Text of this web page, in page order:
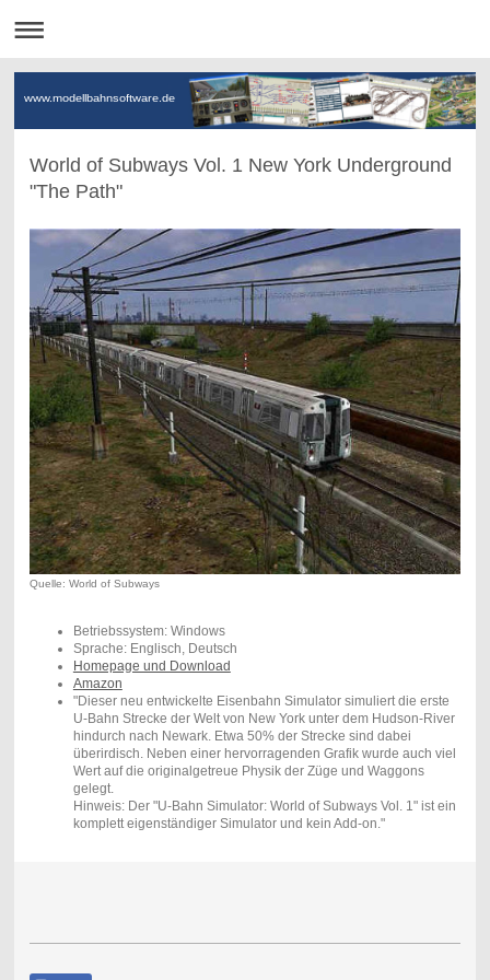
www.modellbahnsoftware.de
World of Subways Vol. 1 New York Underground
"The Path"
Quelle: World of Subways
Betriebssystem: Windows
Sprache: Englisch, Deutsch
Homepage und Download
Amazon
"Dieser neu entwickelte Eisenbahn Simulator simuliert die erste
U-Bahn Strecke der Welt von New York unter dem Hudson-River
hindurch nach Newark. Etwa 50% der Strecke sind dabei
überirdisch. Neben einer hervorragenden Grafik wurde auch viel
Wert auf die originalgetreue Physik der Züge und Waggons
gelegt.
Hinweis: Der "U-Bahn Simulator: World of Subways Vol. 1" ist ein
komplett eigenständiger Simulator und kein Add-on. "